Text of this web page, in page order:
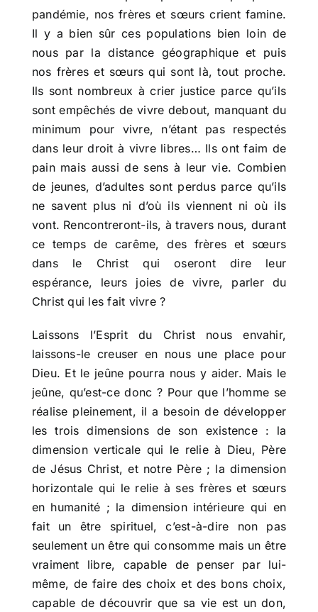
pandémie, nos frères et sœurs crient famine.
Il y a bien sûr ces populations bien loin de
nous par la distance géographique et puis
nos frères et sœurs qui sont là, tout proche.
Ils sont nombreux à crier justice parce qu’ils
sont empêchés de vivre debout, manquant du
minimum pour vivre, n’étant pas respectés
dans leur droit à vivre libres… Ils ont faim de
pain mais aussi de sens à leur vie. Combien
de jeunes, d’adultes sont perdus parce qu’ils
ne savent plus ni d’où ils viennent ni où ils
vont. Rencontreront-ils, à travers nous, durant
ce temps de carême, des frères et sœurs
dans le Christ qui oseront dire leur
espérance, leurs joies de vivre, parler du
Christ qui les fait vivre ?
Laissons l’Esprit du Christ nous envahir,
laissons-le creuser en nous une place pour
Dieu. Et le jeûne pourra nous y aider. Mais le
jeûne, qu’est-ce donc ? Pour que l’homme se
réalise pleinement, il a besoin de développer
les trois dimensions de son existence : la
dimension verticale qui le relie à Dieu, Père
de Jésus Christ, et notre Père ; la dimension
horizontale qui le relie à ses frères et sœurs
en humanité ; la dimension intérieure qui en
fait un être spirituel, c’est-à-dire non pas
seulement un être qui consomme mais un être
vraiment libre, capable de penser par lui-
même, de faire des choix et des bons choix,
capable de découvrir que sa vie est un don,